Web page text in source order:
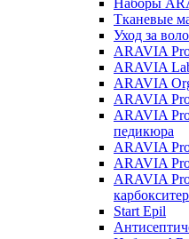
Наборы
Тканевые
Уход за
ARAVIA
ARAVIA
ARAVIA
ARAVIA
ARAVIA
педикюра
ARAVIA
ARAVIA
ARAVIA
Start Epil